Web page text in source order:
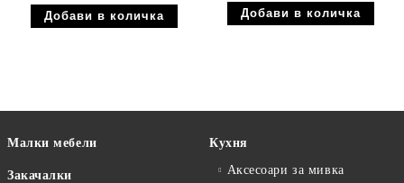
Малки мебели
Закачалки
Кухня
Аксесоари за мивка